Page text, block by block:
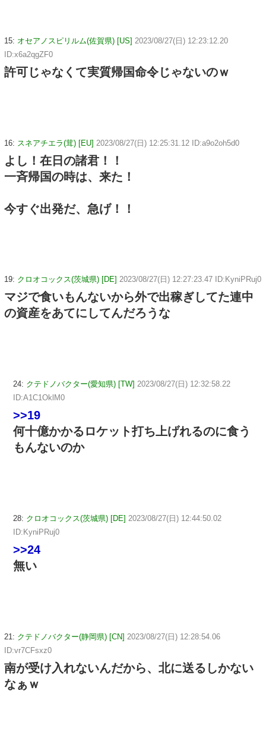
15: オセアノスピリルム(佐賀県) [US] 2023/08/27(日) 12:23:12.20
ID:x6a2qgZF0
許可じゃなくて実質帰国命令じゃないのｗ
16: スネアチエラ(茸) [EU] 2023/08/27(日) 12:25:31.12 ID:a9o2oh5d0
よし！在日の諸君！！
一斉帰国の時は、来た！
今すぐ出発だ、急げ！！
19: クロオコックス(茨城県) [DE] 2023/08/27(日) 12:27:23.47 ID:KyniPRuj0
マジで食いもんないから外で出稼ぎしてた連中
の資産をあてにしてんだろうな
24: クテドノバクター(愛知県) [TW] 2023/08/27(日) 12:32:58.22
ID:A1C1OklM0
>>19
何十億かかるロケット打ち上げれるのに食う
もんないのか
28: クロオコックス(茨城県) [DE] 2023/08/27(日) 12:44:50.02
ID:KyniPRuj0
>>24
無い
21: クテドノバクター(静岡県) [CN] 2023/08/27(日) 12:28:54.06
ID:vr7CFsxz0
南が受け入れないんだから、北に送るしかない
なぁｗ